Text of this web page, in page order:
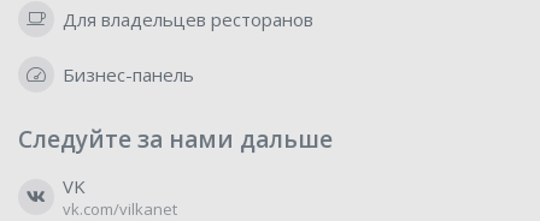
Для владельцев ресторанов
Бизнес-панель
Следуйте за нами дальше
VK
vk.com/vilkanet